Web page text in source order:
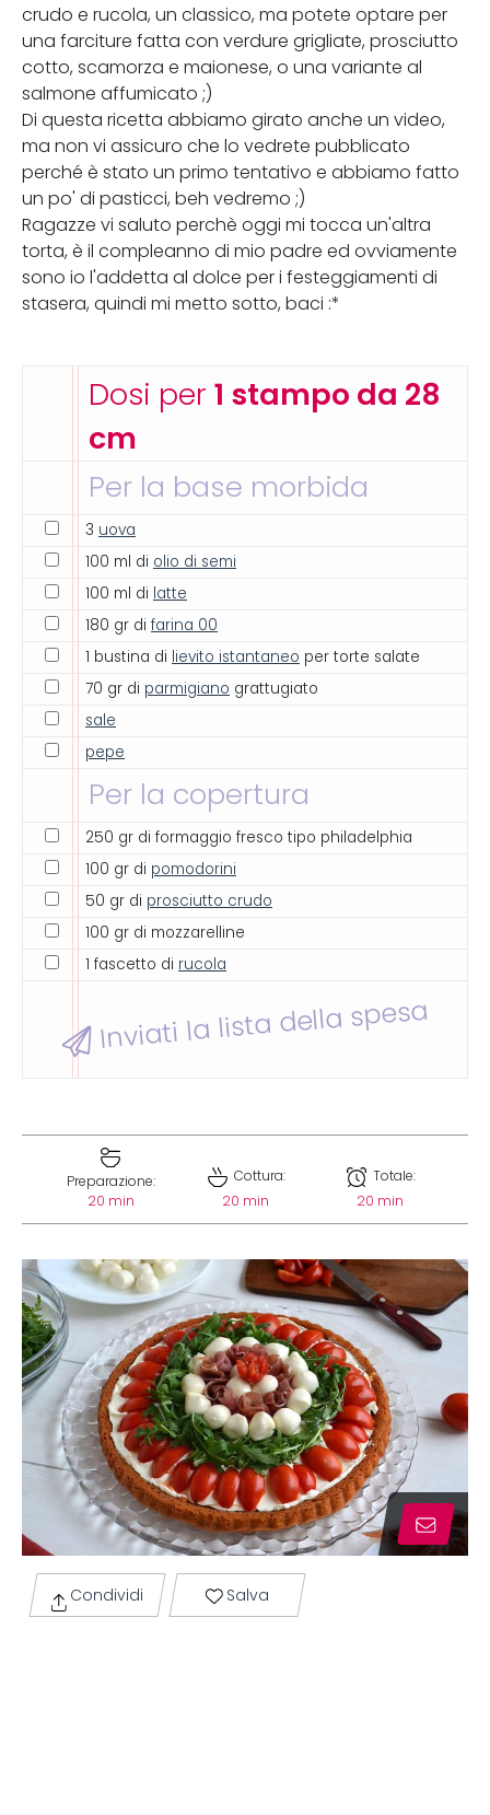
crudo e rucola, un classico, ma potete optare per
una farciture fatta con verdure grigliate, prosciutto
cotto, scamorza e maionese, o una variante al
salmone affumicato ;)
Di questa ricetta abbiamo girato anche un video,
ma non vi assicuro che lo vedrete pubblicato
perché è stato un primo tentativo e abbiamo fatto
un po' di pasticci, beh vedremo ;)
Ragazze vi saluto perchè oggi mi tocca un'altra
torta, è il compleanno di mio padre ed ovviamente
sono io l'addetta al dolce per i festeggiamenti di
stasera, quindi mi metto sotto, baci :*
Dosi per 1 stampo da 28
cm
Per la base morbida
3 uova
100 ml di olio di semi
100 ml di latte
180 gr di farina 00
1 bustina di lievito istantaneo per torte salate
70 gr di parmigiano grattugiato
sale
pepe
Per la copertura
250 gr di formaggio fresco tipo philadelphia
100 gr di pomodorini
50 gr di prosciutto crudo
100 gr di mozzarelline
1 fascetto di rucola
Inviati la lista della spesa
Preparazione:
20 min
Cottura:
20 min
Totale:
20 min
Condividi Salva